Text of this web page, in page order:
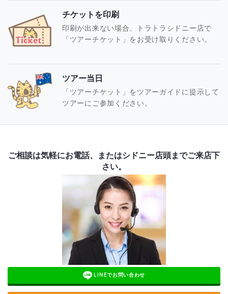
チケットを印刷
印刷が出来ない場合、トラトラシドニー店で
「ツアーチケット」をお受け取りください。
ツアー当日
「ツアーチケット」をツアーガイドに提示して
ツアーにご参加ください。
ご相談は気軽にお電話、またはシドニー店頭までご来店下
さい。
LINEでお問い合わせ